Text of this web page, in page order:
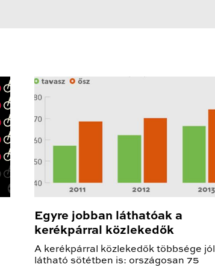
Egyre jobban láthatóak a
kerékpárral közlekedők
A kerékpárral közlekedők többsége jól
látható sötétben is: országosan 75